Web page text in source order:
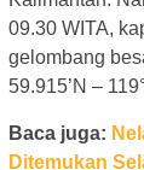
09.30 WITA,
gelombang
59.915’N –
Baca juga:
Ditemukan